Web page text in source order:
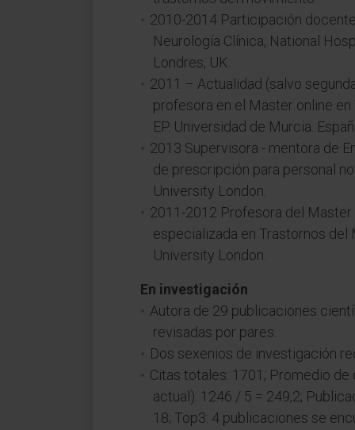
2010-2014 Participación
Neurología Clínica, National
Londres, UK.
2011 – Actualidad (salvo
profesora en el Master online
EP. Universidad de Murcia.
2013 Supervisora - mentora de
de prescripción para personal
University London.
2011-2012 Profesora del
especializada en Trastornos
University London.
En investigación
Autora de 29 publicaciones
revisadas por pares.
Dos sexenios de investigación
Citas totales: 1701; Promedio
actual): 1246 / 5 = 249,2;
18; Top3: 4 publicaciones se